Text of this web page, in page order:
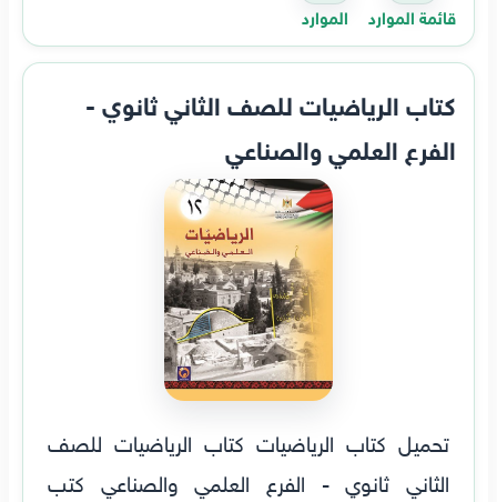
قائمة الموارد الموارد
كتاب الرياضيات للصف الثاني ثانوي -
الفرع العلمي والصناعي
تحميل كتاب الرياضيات كتاب الرياضيات للصف
الثاني ثانوي - الفرع العلمي والصناعي كتب